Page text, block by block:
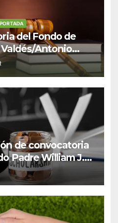
del Fondo de
Antonio
estudiantes de
Rico
de convocatoria
Padre William J.
estudiantes del